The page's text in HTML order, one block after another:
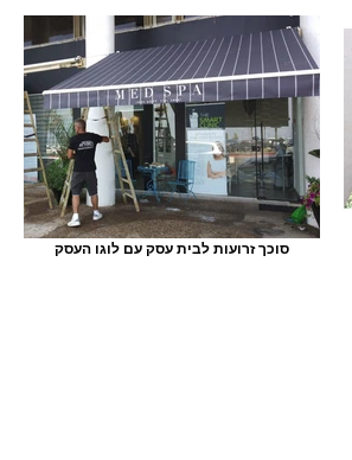
סוכך זרועות לבית עסק עם לוגו העסק